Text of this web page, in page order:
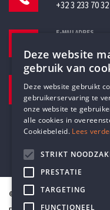
+32 3 233 70 32
E-MAILADRES
Pottenbrug 4
Antwerpen,
© Humanistisch Verbond
Deze website
gebruik van
Deze website gebruikt
gebruikerservaring te
onze website te
alle cookies in
Cookiebeleid. Lees
STRIKT
PRESTATIE
TARGETING
FUNCTIONEEL